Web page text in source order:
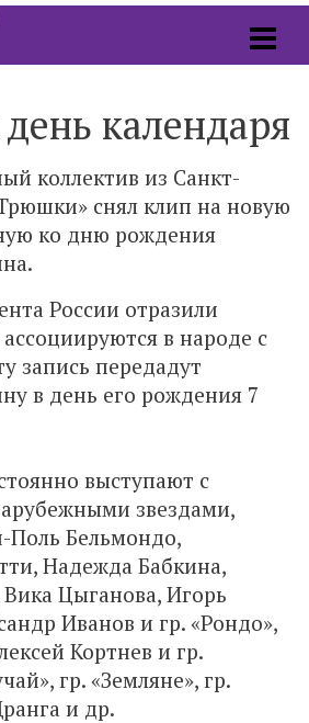
календаря
коллектив из Санкт-
снял клип на новую
ко дню рождения
России отразили
в народе с
запись передадут
в день его рождения 7
выступают с
звездами,
Бельмондо,
Надежда Бабкина,
Цыганова, Игорь
Иванов и гр. «Рондо»,
Кортнев и гр.
гр. «Земляне», гр.
и др.